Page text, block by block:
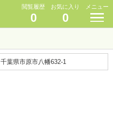
閲覧履歴
0
お気に入り
0
メニュー
千葉県市原市八幡632-1